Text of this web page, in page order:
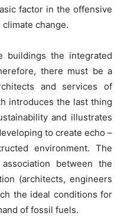
factor in the offensive
change.
buildings the integrated
there must be a
and services of
introduces the last thing
and illustrates
to create echo –
environment. The
between the
(architects, engineers
the ideal conditions for
of fossil fuels.